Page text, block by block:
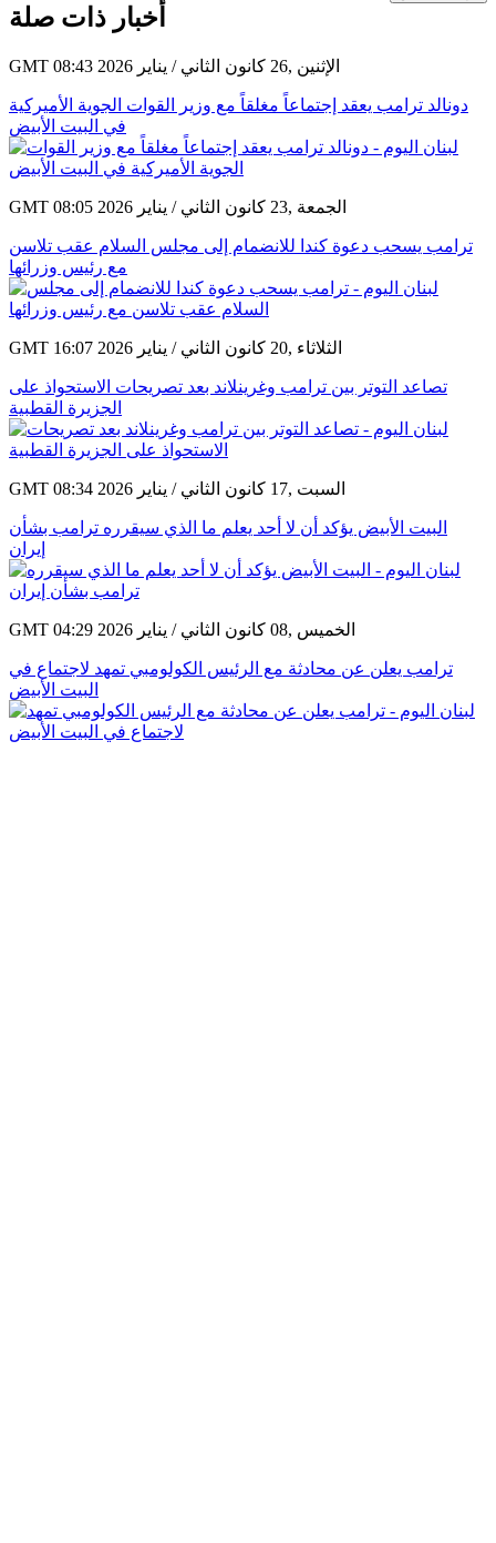
أخبار ذات صلة
GMT 08:43 2026 الإثنين ,26 كانون الثاني / يناير
دونالد ترامب يعقد إجتماعاً مغلقاً مع وزير القوات الجوية الأميركية
في البيت الأبيض
GMT 08:05 2026 الجمعة ,23 كانون الثاني / يناير
ترامب يسحب دعوة كندا للانضمام إلى مجلس السلام عقب تلاسن
مع رئيس وزرائها
GMT 16:07 2026 الثلاثاء ,20 كانون الثاني / يناير
تصاعد التوتر بين ترامب وغرينلاند بعد تصريحات الاستحواذ على
الجزيرة القطبية
GMT 08:34 2026 السبت ,17 كانون الثاني / يناير
البيت الأبيض يؤكد أن لا أحد يعلم ما الذي سيقرره ترامب بشأن
إيران
GMT 04:29 2026 الخميس ,08 كانون الثاني / يناير
ترامب يعلن عن محادثة مع الرئيس الكولومبي تمهد لاجتماع في
البيت الأبيض